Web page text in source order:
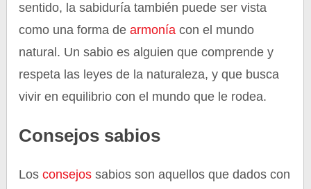
sentido, la sabiduría también puede ser vista
como una forma dearmonía con el mundo
natural. Un sabio es alguien que comprende y
respeta las leyes de la naturaleza, y que busca
vivir en equilibrio con el mundo que le rodea.
Consejos sabios
Losconsejos sabios son aquellos que dados con